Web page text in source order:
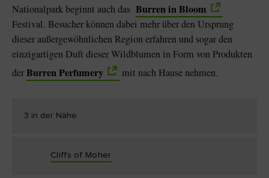
Nationalpark beginnt auch das Burren in Bloom
Festival. Besucher können dabei mehr über den Ursprung
dieser außergewöhnlichen Region erfahren und sogar den
einzigartigen Duft dieser Wildblumen in Form von Produkten
derBurren Perfumery mit nach Hause nehmen.
3 in der Nähe
Cliffs of Moher